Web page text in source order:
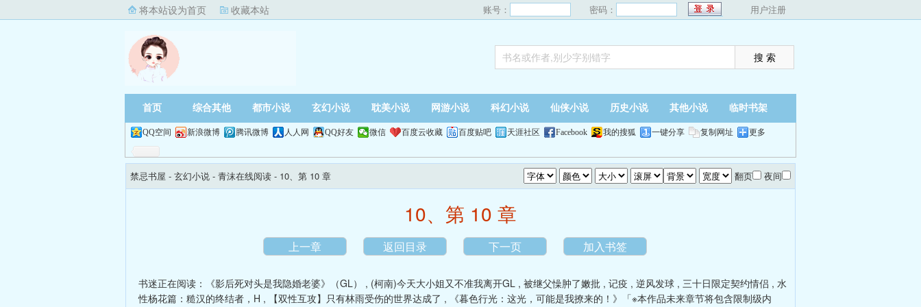
将本站设为首页 收藏本站 账号： 密码： 用户注册
首页 综合其他 都市小说 玄幻小说 耽美小说 网游小说 科幻小说 仙侠小说 历史小说 其他小说 临时书架
QQ空间 新浪微博 腾讯微博 人人网 QQ好友 微信 百度云收藏 百度贴吧 天涯社区 Facebook 我的搜狐 一键分享 复制网址 更多
禁忌书屋 - 玄幻小说 - 青沫在线阅读 - 10、第 10 章 翻页 夜间
10、第 10 章
上一章 返回目录 下一页 加入书签
书迷正在阅读： 《影后死对头是我隐婚老婆》（GL） , (柯南)今天大小姐又不准我离开GL , 被继父懆肿了嫩批 , 记疫 , 逆风发球 , 三十日限定契约情侣 , 水
性杨花篇：糙汉的终结者，H , 【双性互攻】只有林雨受伤的世界达成了 ,
《暮色行光：这光，可能是我撩来的！》「※本作品未来章节将包含限制级内